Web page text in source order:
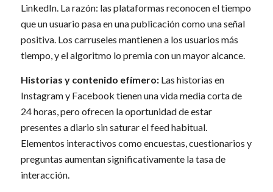
LinkedIn. La razón: las plataformas reconocen el tiempo
que un usuario pasa en una publicación como una señal
positiva. Los carruseles mantienen a los usuarios más
tiempo, y el algoritmo lo premia con un mayor alcance.
Historias y contenido efímero:Las historias en
Instagram y Facebook tienen una vida media corta de
24 horas, pero ofrecen la oportunidad de estar
presentes a diario sin saturar el feed habitual.
Elementos interactivos como encuestas, cuestionarios y
preguntas aumentan significativamente la tasa de
interacción.